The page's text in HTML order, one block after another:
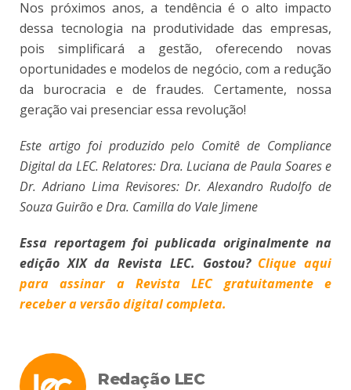
Nos próximos anos, a tendência é o alto impacto
dessa tecnologia na produtividade das empresas,
pois simplificará a gestão, oferecendo novas
oportunidades e modelos de negócio, com a redução
da burocracia e de fraudes. Certamente, nossa
geração vai presenciar essa revolução!
Este artigo foi produzido pelo Comitê de Compliance
Digital da LEC. Relatores: Dra. Luciana de Paula Soares e
Dr. Adriano Lima Revisores: Dr. Alexandro Rudolfo de
Souza Guirão e Dra. Camilla do Vale Jimene
Essa reportagem foi publicada originalmente na
edição XIX da Revista LEC. Gostou? Clique aqui
para assinar a Revista LEC gratuitamente e
receber a versão digital completa.
Redação LEC